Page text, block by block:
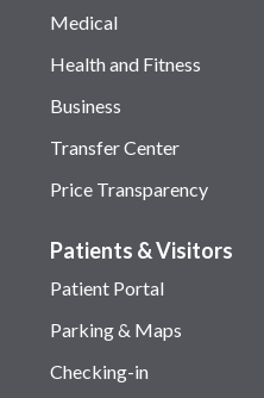
Medical
Health and Fitness
Business
Transfer Center
Price Transparency
Patients & Visitors
Patient Portal
Parking & Maps
Checking-in